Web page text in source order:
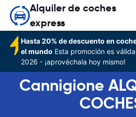
Alquiler de coches
express
Hasta 20% de descuento en
el mundo Esta promoción es
2026 - ¡aprovéchala hoy mismo!
Cannigione